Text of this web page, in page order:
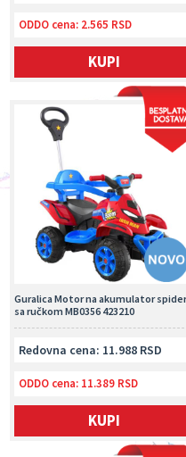
ODDO cena: 2.565 RSD
KUPI
Guralica Motor na akumulator
sa ručkom MB0356 423210
Redovna cena: 11.988 RSD
ODDO cena: 11.389 RSD
KUPI